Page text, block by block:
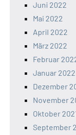
Juni 2022
Mai 2022
April 2022
März 2022
Februar
Januar 2022
Dezember
November
Oktober
September